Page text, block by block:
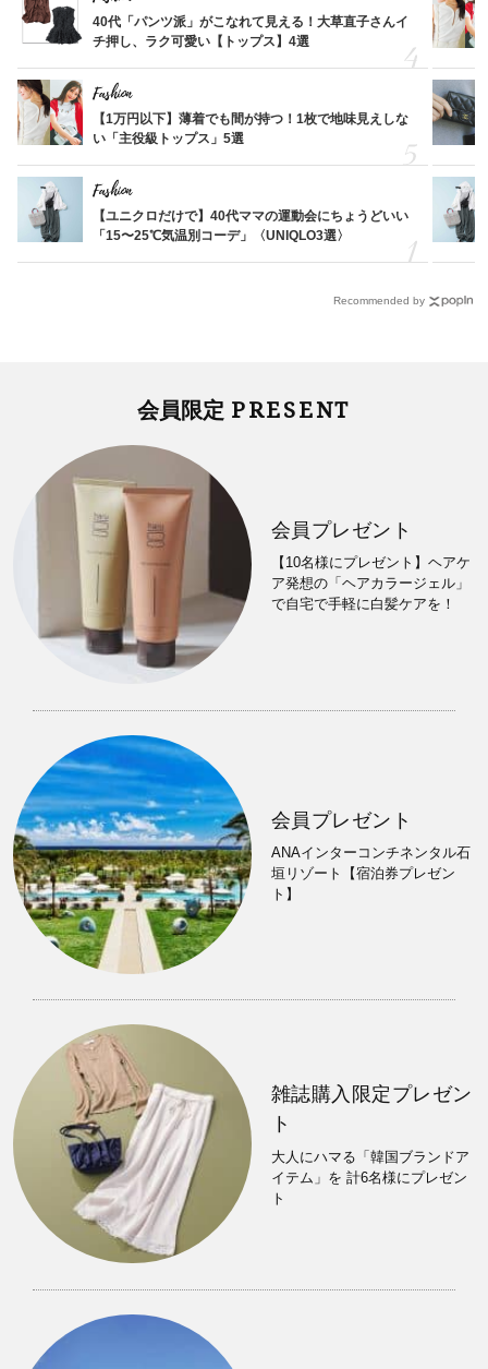
40代「パンツ派」がこなれて見える！大草直子さんイ
チ押し、ラク可愛い【トップス】4選
Fashion
【1万円以下】薄着でも間が持つ！1枚で地味見えしな
い「主役級トップス」5選
Fashion
【ユニクロだけで】40代ママの運動会にちょうどいい
「15〜25℃気温別コーデ」〈UNIQLO3選〉
Recommended by
会員限定 PRESENT
会員プレゼント
【10名様にプレゼント】ヘアケ
ア発想の「ヘアカラージェル」
で自宅で手軽に白髪ケアを！
会員プレゼント
ANAインターコンチネンタル石
垣リゾート【宿泊券プレゼン
ト】
雑誌購入限定プレゼン
ト
大人にハマる「韓国ブランドア
イテム」を 計6名様にプレゼン
ト